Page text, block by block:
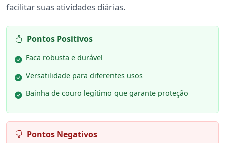
facilitar suas atividades diárias.
Pontos Positivos
Faca robusta e durável
Versatilidade para diferentes usos
Bainha de couro legítimo que garante proteção
Pontos Negativos